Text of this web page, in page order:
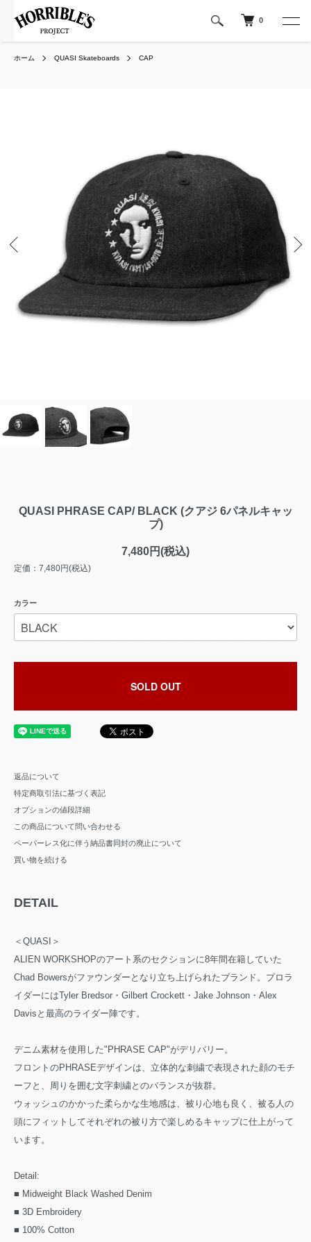
0
ホーム QUASI Skateboards CAP
QUASI PHRASE CAP/ BLACK (クアジ 6パネルキャッ
プ)
7,480円(税込)
定価：7,480円(税込)
カラー
SOLD OUT
返品について
特定商取引法に基づく表記
オプションの値段詳細
この商品について問い合わせる
ペーパーレス化に伴う納品書同封の廃止について
買い物を続ける
DETAIL
＜QUASI＞
ALIEN WORKSHOPのアート系のセクションに8年間在籍していた
Chad Bowersがファウンダーとなり立ち上げられたブランド。プロラ
イダーにはTyler Bredsor・Gilbert Crockett・Jake Johnson・Alex
Davisと最高のライダー陣です。
デニム素材を使用した"PHRASE CAP"がデリバリー。
フロントのPHRASEデザインは、立体的な刺繍で表現された顔のモチ
ーフと、周りを囲む文字刺繍とのバランスが抜群。
ウォッシュのかかった柔らかな生地感は、被り心地も良く、被る人の
頭にフィットしてそれぞれの被り方で楽しめるキャップに仕上がって
います。
Detail:
■ Midweight Black Washed Denim
■ 3D Embroidery
■ 100% Cotton